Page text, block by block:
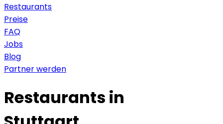
Restaurants
Preise
FAQ
Jobs
Blog
Partner werden
Restaurants in